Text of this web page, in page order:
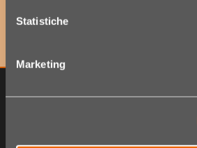
Statistiche
Marketing